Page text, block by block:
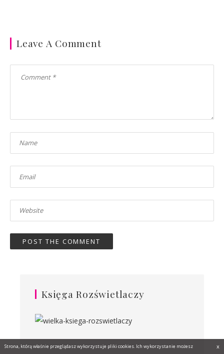
Leave A Comment
Księga Rozświetlaczy
Strona, którą właśnie przeglądasz wykorzystuje pliki cookies. Ich wykorzystanie możesz x